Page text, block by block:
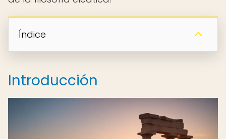
Índice
Introducción